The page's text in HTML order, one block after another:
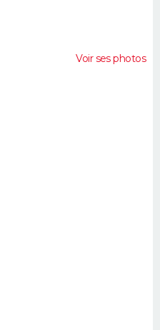
Voir ses photos